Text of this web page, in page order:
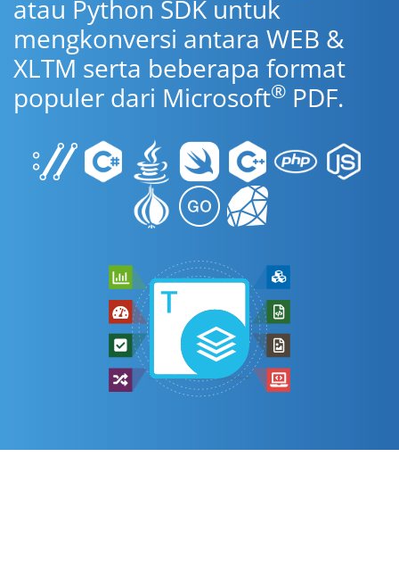
atau Python SDK untuk
mengkonversi antara WEB &
XLTM serta beberapa format
populer dari Microsoft® PDF.